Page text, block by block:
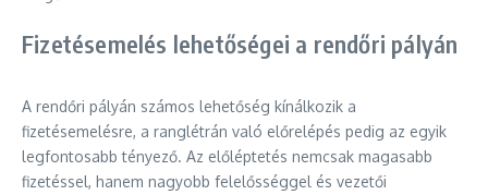
Fizetésemelés lehetőségei a rendőri pályán
A rendőri pályán számos lehetőség kínálkozik a
fizetésemelésre, a ranglétrán való előrelépés pedig az egyik
legfontosabb tényező. Az előléptetés nemcsak magasabb
fizetéssel, hanem nagyobb felelősséggel és vezetői